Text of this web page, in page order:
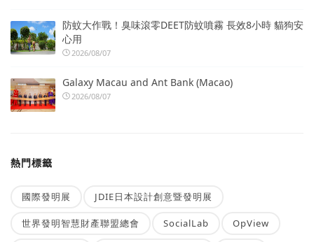
防蚊大作戰！臭味滾零DEET防蚊噴霧 長效8小時 貓狗安
心用
2026/08/07
Galaxy Macau and Ant Bank (Macao)
2026/08/07
熱門標籤
國際發明展 JDIE日本設計創意暨發明展
世界發明智慧財產聯盟總會 SocialLab OpView